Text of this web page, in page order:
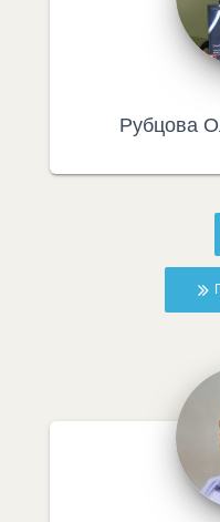
Рубцова